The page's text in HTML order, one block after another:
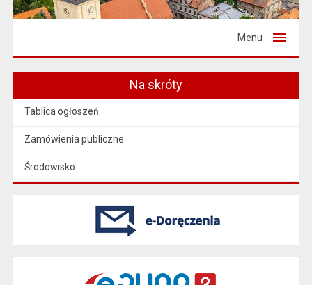
Menu
Na skróty
Tablica ogłoszeń
Zamówienia publiczne
Środowisko